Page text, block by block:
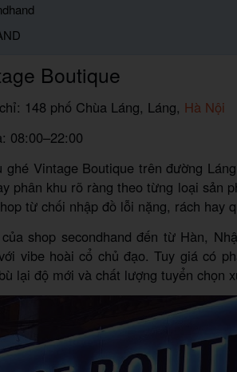
Boutique
148 phố Chùa Láng, Láng, Hà Nội
08:00–22:00
ghé Vintage Boutique trên đường
phân khu rõ ràng theo từng loại sản
từ chối nhập đồ lỗi nặng, rách hay
shop secondhand đến từ Hàn,
vibe hoài cổ chủ đạo. Tuy giá có
lại độ mới và chất lượng tuyển chọn